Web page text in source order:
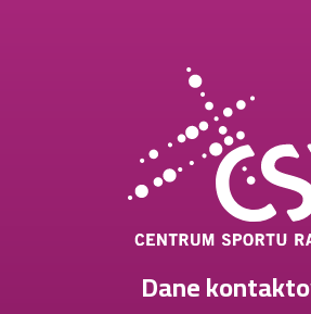
Dane